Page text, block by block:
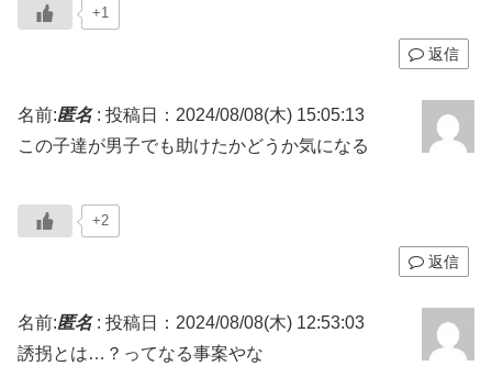
+1
返信
名前:匿名: 投稿日：2024/08/08(木) 15:05:13
この子達が男子でも助けたかどうか気になる
+2
返信
名前:匿名: 投稿日：2024/08/08(木) 12:53:03
誘拐とは…？ってなる事案やな